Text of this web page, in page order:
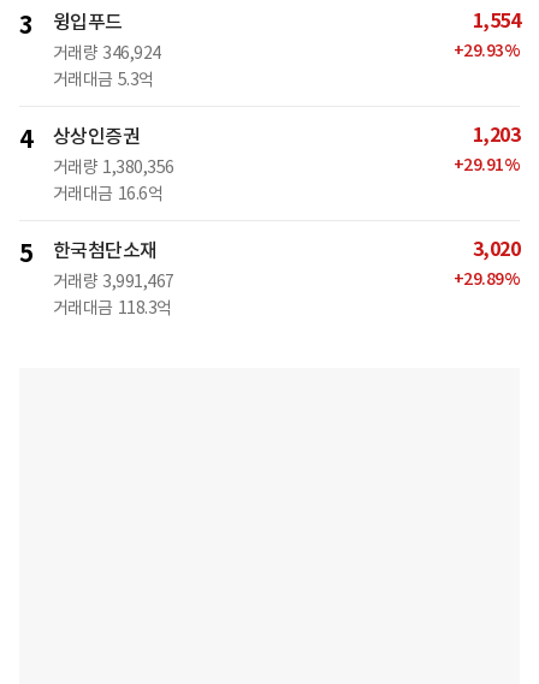
3 윙입푸드
거래량 346,924
거래대금 5.3억
1,554
+29.93%
4 상상인증권
거래량 1,380,356
거래대금 16.6억
1,203
+29.91%
5 한국첨단소재
거래량 3,991,467
거래대금 118.3억
3,020
+29.89%